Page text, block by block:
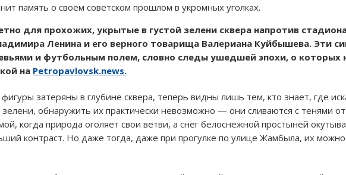
память о своём советском прошлом в укромных уголках.
для прохожих, укрытые в густой зелени сквера напротив
Ленина и его верного товарища Валериана Куйбышева. Эти
и футбольным полем, словно следы ушедшей эпохи, о которых
на Petropavlovsk.news.
затеряны в глубине сквера, теперь видны лишь тем, кто знает, где
обнаружить их практически невозможно — они сливаются с тенями
когда природа оголяет свои ветви, а снег белоснежной простынёй
контраст. Но даже тогда, даже при прогулке по улице Жамбыла, их можно